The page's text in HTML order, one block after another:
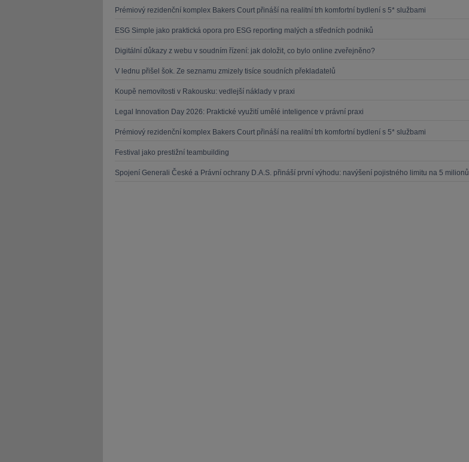
Prémiový rezidenční komplex Bakers Court přináší na realitní trh komfortní bydlení s 5* službami
ESG Simple jako praktická opora pro ESG reporting malých a středních podniků
Digitální důkazy z webu v soudním řízení: jak doložit, co bylo online zveřejněno?
V lednu přišel šok. Ze seznamu zmizely tisíce soudních překladatelů
Koupě nemovitosti v Rakousku: vedlejší náklady v praxi
Legal Innovation Day 2026: Praktické využití umělé inteligence v právní praxi
Prémiový rezidenční komplex Bakers Court přináší na realitní trh komfortní bydlení s 5* službami
Festival jako prestižní teambuilding
Spojení Generali České a Právní ochrany D.A.S. přináší první výhodu: navýšení pojistného limitu na 5 milionů